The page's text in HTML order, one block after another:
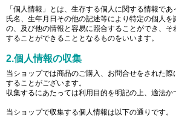
「個人情報」とは、生存する個人に関する情報で
氏名、生年月日その他の記述等により特定の個人を
の、及び他の情報と容易に照合することができ、そ
することができることとなるものをいいます。
2.個人情報の収集
当ショップでは商品のご購入、お問合せをされた
することがございます。
収集するにあたっては利用目的を明記の上、適法か
当ショップで収集する個人情報は以下の通りです。